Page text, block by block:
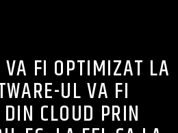
FI OPTIMIZAT LA
UL VA FI
CLOUD PRIN